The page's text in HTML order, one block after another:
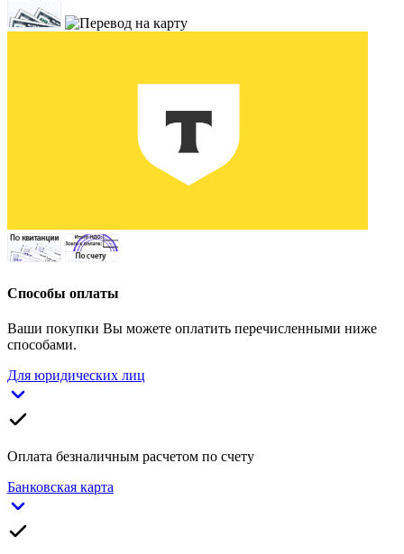
Способы оплаты
Ваши покупки Вы можете оплатить перечисленными ниже
способами.
Для юридических лиц
Оплата безналичным расчетом по счету
Банковская карта